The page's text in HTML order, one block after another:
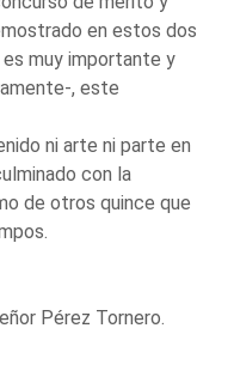
en estos dos
muy importante y
, este
ni arte ni parte en
con la
de otros quince que
Pérez Tornero.